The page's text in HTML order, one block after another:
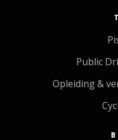
Public
Opleiding &